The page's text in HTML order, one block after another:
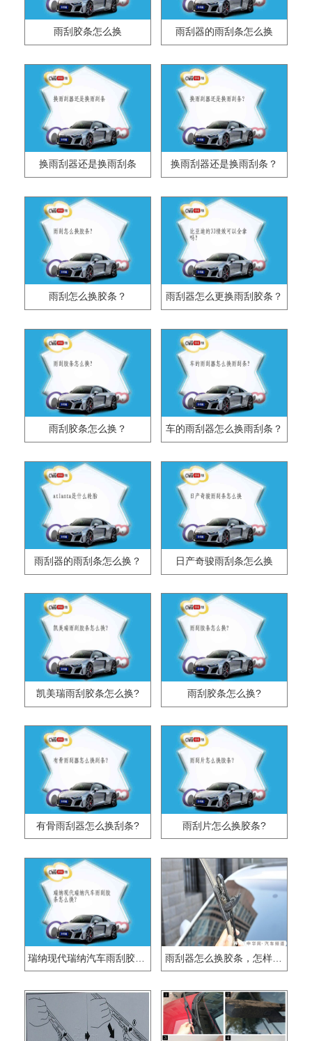
雨刮胶条怎么换 雨刮器的雨刮条怎么换
换雨刮器还是换雨刮条 换雨刮器还是换雨刮条？
雨刮怎么换胶条？ 雨刮器怎么更换雨刮胶条？
雨刮胶条怎么换？ 车的雨刮器怎么换雨刮条？
雨刮器的雨刮条怎么换？ 日产奇骏雨刮条怎么换
凯美瑞雨刮胶条怎么换? 雨刮胶条怎么换?
有骨雨刮器怎么换刮条? 雨刮片怎么换胶条?
雨刮器怎么换胶条，怎样换雨刮器胶条